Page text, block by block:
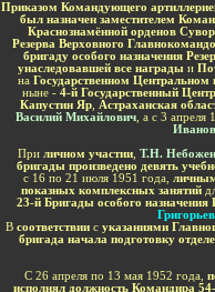
Приказом Командующего
был назначен заместителем
Краснознамённой орденов
Резерва Верховного
бригаду особого назначения
унаследовавшей все награды и
на Государственном
ныне - 4-й Государственный
Капустин Яр,
Астраханская
Василий Михайлович, а с 3 апреля
При личном участии Т.Н.
бригады произведено девять
с 16 по 21 июля 1951 года,
показных комплексных занятий
23-й Бригады особого
В соответствии с указаниями
бригада начала подготовку
С 26 апреля по 13 мая 1952 года,
исполнял должность Командира